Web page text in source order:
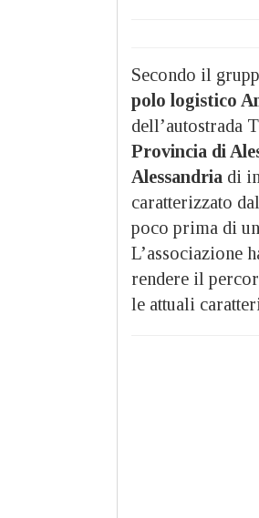
Secondo il
polo logistico
dell’autostrada
Provincia di
Alessandria di
caratterizzato
poco prima di
L’associazione
rendere il
le attuali